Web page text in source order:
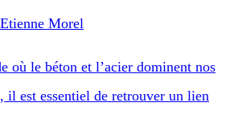
Etienne Morel
où le béton et l’acier dominent nos
il est essentiel de retrouver un lien